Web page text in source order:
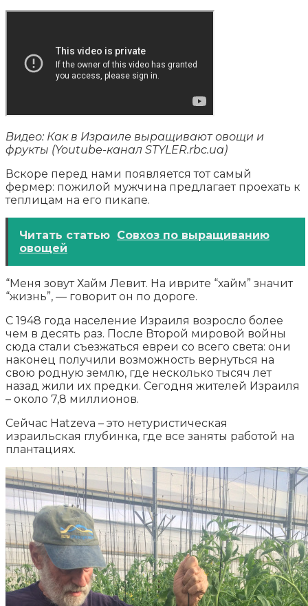
Видео: Как в Израиле выращивают овощи и
фрукты (Youtube-канал STYLER.rbc.ua)
Вскоре перед нами появляется тот самый
фермер: пожилой мужчина предлагает проехать к
теплицам на его пикапе.
Читать статью Совхоз по выращиванию
овощей
“Меня зовут Хайм Левит. На иврите “хайм” значит
“жизнь”, — говорит он по дороге.
С 1948 года население Израиля возросло более
чем в десять раз. После Второй мировой войны
сюда стали съезжаться евреи со всего света: они
наконец получили возможность вернуться на
свою родную землю, где несколько тысяч лет
назад жили их предки. Сегодня жителей Израиля
– около 7,8 миллионов.
Сейчас Hatzeva – это нетуристическая
израильская глубинка, где все заняты работой на
плантациях.